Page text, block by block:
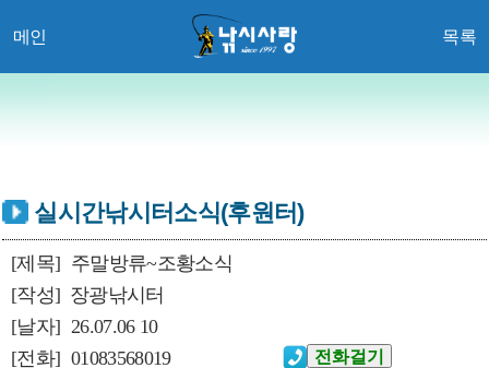
메인 목록
실시간낚시터소식(후원터)
[제목] 주말방류~조황소식
[작성] 장광낚시터
[날자] 26.07.06 10
[전화] 01083568019